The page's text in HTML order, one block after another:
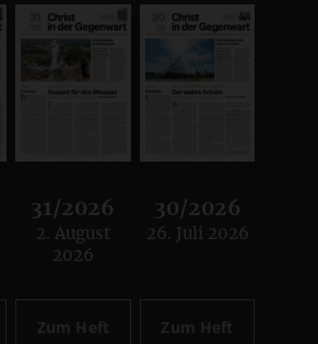
31/2026
:
2. August
2026
Zum Heft
30/2026
:
26. Juli 2026
Zum Heft